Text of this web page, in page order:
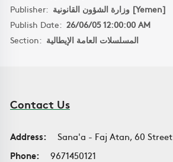
Publisher:
وزارة الشؤون القانونية [Yemen]
Publish Date: 26/06/05 12:00:00 AM
Section: المسلسلات العامة الإيطالية
Contact Us
Address:
Sana'a - Faj Atan, 60 Street
Phone:
9671450121